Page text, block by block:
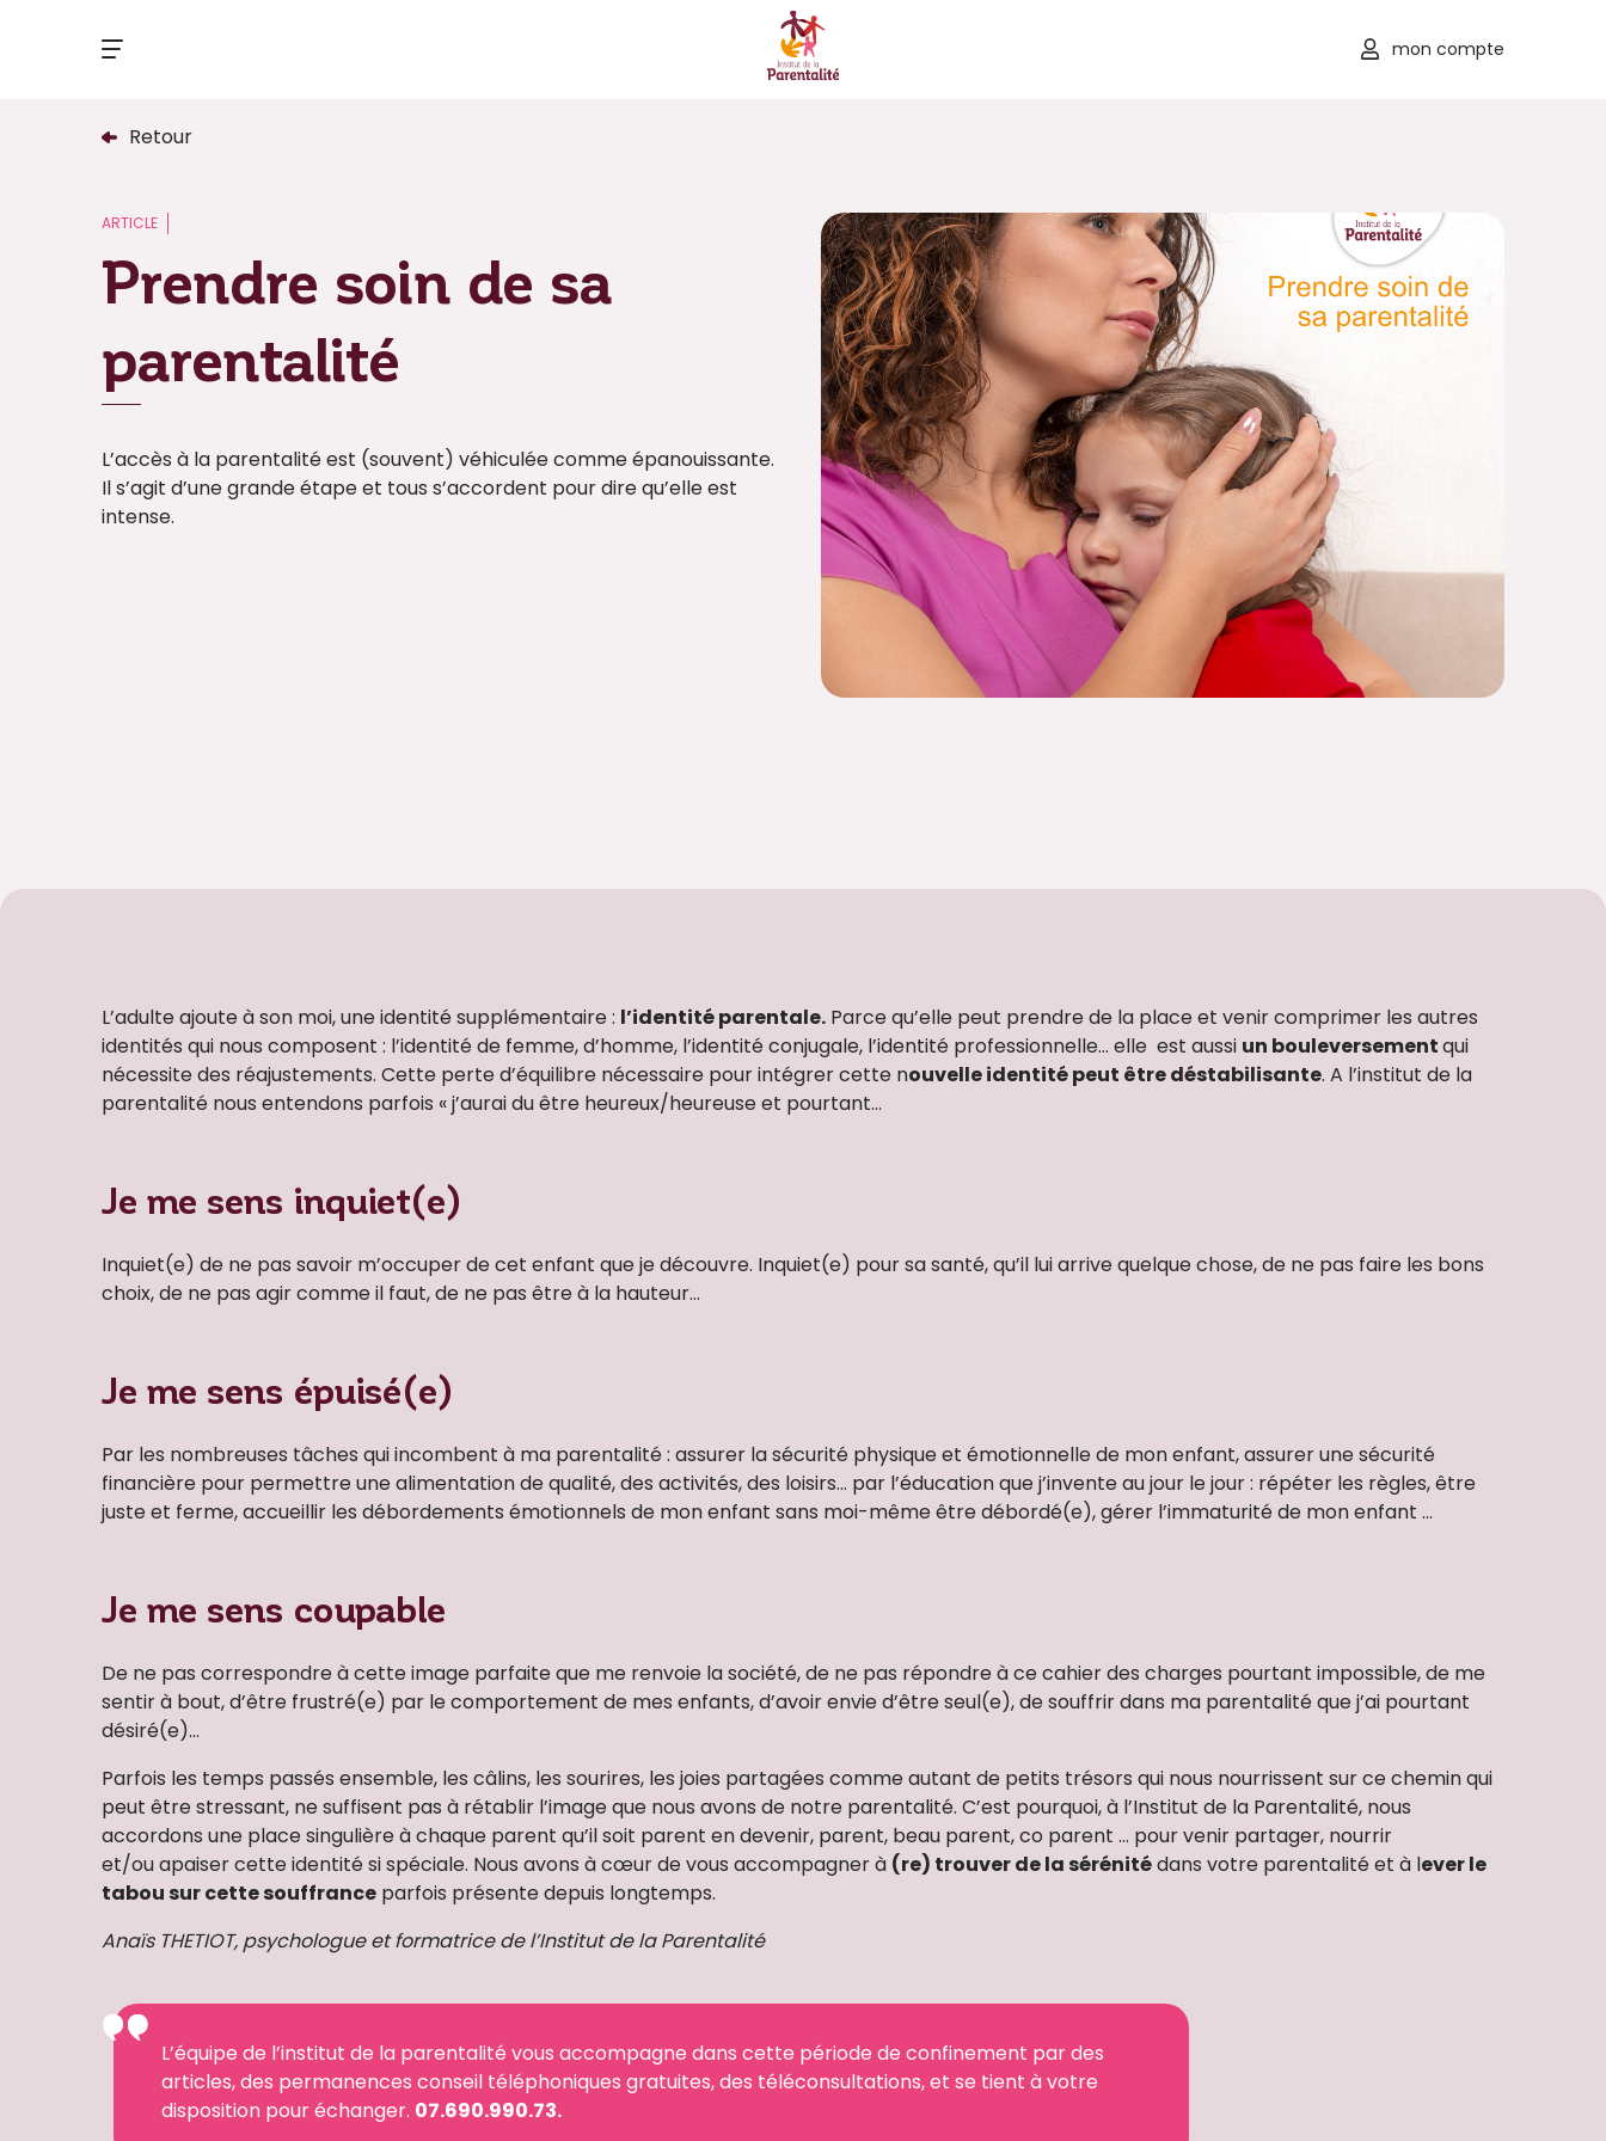
mon compte
Retour
ARTICLE
Prendre soin de sa
parentalité
L’accès à la parentalité est (souvent) véhiculée comme épanouissante.
Il s’agit d’une grande étape et tous s’accordent pour dire qu’elle est
intense.
L’adulte ajoute à son moi, une identité supplémentaire : l’identité parentale. Parce qu’elle peut prendre de la place et venir comprimer les autres
identités qui nous composent : l’identité de femme, d’homme, l’identité conjugale, l’identité professionnelle… elle est aussi un bouleversementqui
nécessite des réajustements. Cette perte d’équilibre nécessaire pour intégrer cette nouvelle identité peut être déstabilisante. A l’institut de la
parentalité nous entendons parfois « j’aurai du être heureux/heureuse et pourtant…
Je me sens inquiet(e)
Inquiet(e) de ne pas savoir m’occuper de cet enfant que je découvre. Inquiet(e) pour sa santé, qu’il lui arrive quelque chose, de ne pas faire les bons
choix, de ne pas agir comme il faut, de ne pas être à la hauteur…
Je me sens épuisé(e)
Par les nombreuses tâches qui incombent à ma parentalité : assurer la sécurité physique et émotionnelle de mon enfant, assurer une sécurité
financière pour permettre une alimentation de qualité, des activités, des loisirs… par l’éducation que j’invente au jour le jour : répéter les règles, être
juste et ferme, accueillir les débordements émotionnels de mon enfant sans moi-même être débordé(e), gérer l’immaturité de mon enfant …
Je me sens coupable
De ne pas correspondre à cette image parfaite que me renvoie la société, de ne pas répondre à ce cahier des charges pourtant impossible, de me
sentir à bout, d’être frustré(e) par le comportement de mes enfants, d’avoir envie d’être seul(e), de souffrir dans ma parentalité que j’ai pourtant
désiré(e)…
Parfois les temps passés ensemble, les câlins, les sourires, les joies partagées comme autant de petits trésors qui nous nourrissent sur ce chemin qui
peut être stressant, ne suffisent pas à rétablir l’image que nous avons de notre parentalité. C’est pourquoi, à l’Institut de la Parentalité, nous
accordons une place singulière à chaque parent qu’il soit parent en devenir, parent, beau parent, co parent … pour venir partager, nourrir
et/ou apaiser cette identité si spéciale. Nous avons à cœur de vous accompagner à (re) trouver de la sérénitédans votre parentalité et à lever le
tabou sur cette souffrance parfois présente depuis longtemps.
Anaïs THETIOT, psychologue et formatrice de l’Institut de la Parentalité
L’équipe de l’institut de la parentalité vous accompagne dans cette période de confinement par des
articles, des permanences conseil téléphoniques gratuites, des téléconsultations, et se tient à votre
disposition pour échanger. 07.690.990.73.